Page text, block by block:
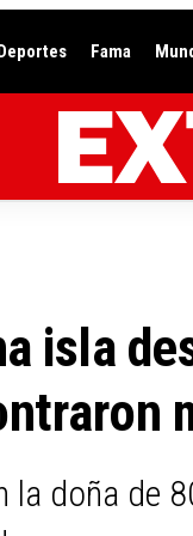
Fama
isla
la doña de